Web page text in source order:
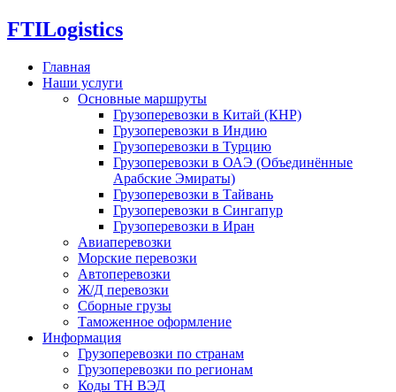
FTILogistics
Главная
Наши услуги
Основные маршруты
Грузоперевозки в Китай (КНР)
Грузоперевозки в Индию
Грузоперевозки в Турцию
Грузоперевозки в ОАЭ (Объединённые
Арабские Эмираты)
Грузоперевозки в Тайвань
Грузоперевозки в Сингапур
Грузоперевозки в Иран
Авиаперевозки
Морские перевозки
Автоперевозки
Ж/Д перевозки
Сборные грузы
Таможенное оформление
Информация
Грузоперевозки по странам
Грузоперевозки по регионам
Коды ТН ВЭД